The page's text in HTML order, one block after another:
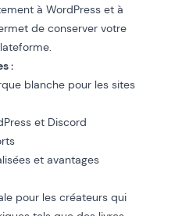
à WordPress et à
de conserver votre
:
blanche pour les sites
et Discord
et avantages
pour les créateurs qui